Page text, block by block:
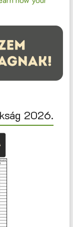
2026.